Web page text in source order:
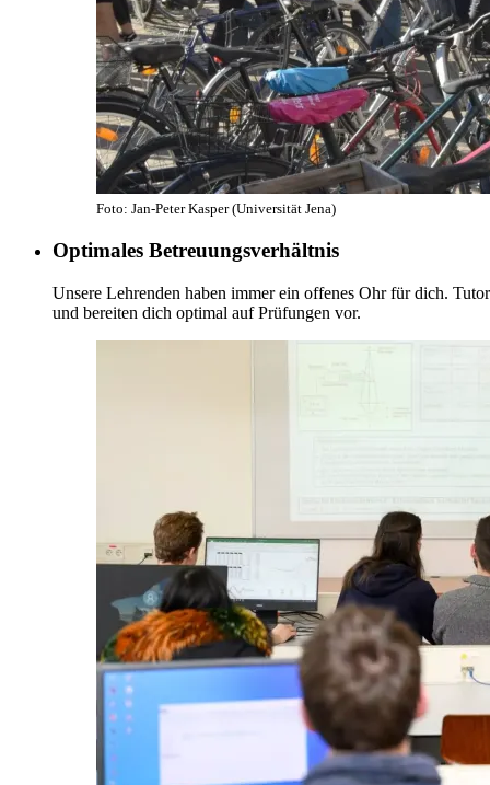
Foto: Jan-Peter Kasper (Universität Jena)
Optimales Betreuungsverhältnis
Unsere Lehrenden haben immer ein offenes Ohr für dich.
und bereiten dich optimal auf Prüfungen vor.